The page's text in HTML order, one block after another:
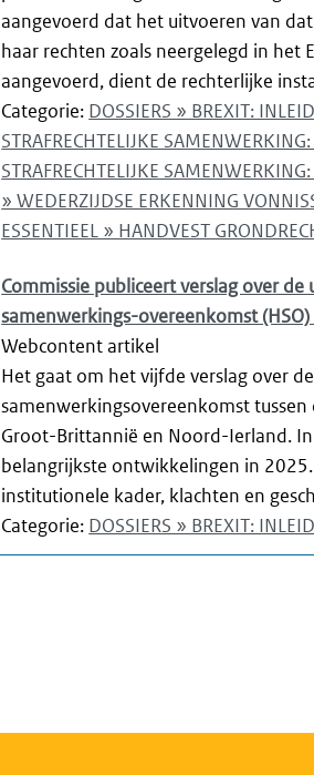
aangevoerd dat het uitvoeren van
haar rechten zoals neergelegd in het
aangevoerd, dient de rechterlijke
Categorie: DOSSIERS » BREXIT:
STRAFRECHTELIJKE
STRAFRECHTELIJKE
» WEDERZIJDSE ERKENNING
ESSENTIEEL » HANDVEST
Commissie publiceert verslag over
samenwerkings-overeenkomst
Webcontent artikel
Het gaat om het vijfde verslag over
samenwerkingsovereenkomst
Groot-Brittannië en Noord-Ierland.
belangrijkste ontwikkelingen in
institutionele kader, klachten en
Categorie: DOSSIERS » BREXIT: